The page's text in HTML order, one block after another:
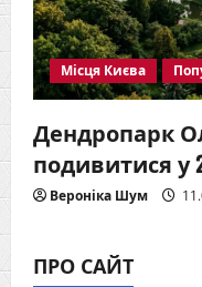
Місця Києва
Дендропарк
подивитися у
Вероніка Шум
ПРО САЙТ